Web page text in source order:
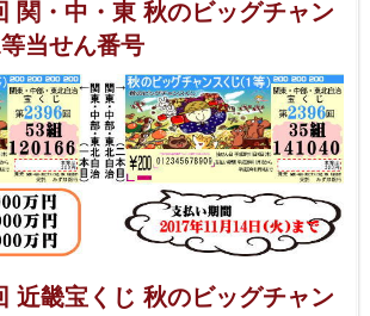
関・中・東 秋のビッグチャン
当せん番号
近畿宝くじ 秋のビッグチャン